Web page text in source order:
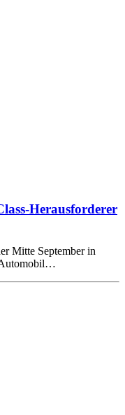
Herausforderer
Mitte September in
Automobil…